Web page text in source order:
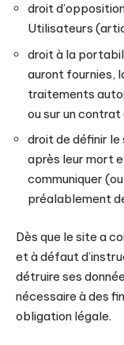
droit
Utilisateurs
droit à la
auront fournies,
traitements
ou sur un
droit de définir
après leur mort
communiquer
préalablement
Dès que le site a
et à défaut
détruire ses
nécessaire à des
obligation légale.